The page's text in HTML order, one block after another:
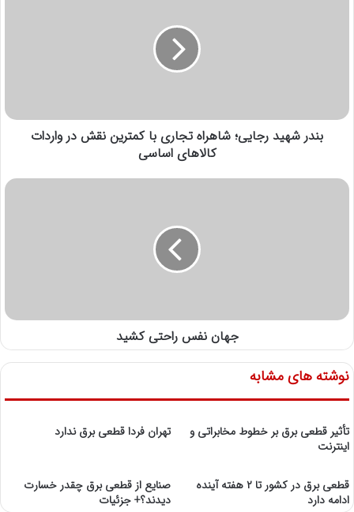
بندر شهید رجایی؛ شاهراه تجاری با کمترین نقش در واردات
کالاهای اساسی
جهان نفس راحتی کشید
نوشته های مشابه
تأثیر قطعی برق بر خطوط مخابراتی و
اینترنت
تهران فردا قطعی برق ندارد
قطعی برق در کشور تا ۲ هفته آینده
ادامه دارد
صنایع از قطعی برق چقدر خسارت
دیدند؟+ جزئیات